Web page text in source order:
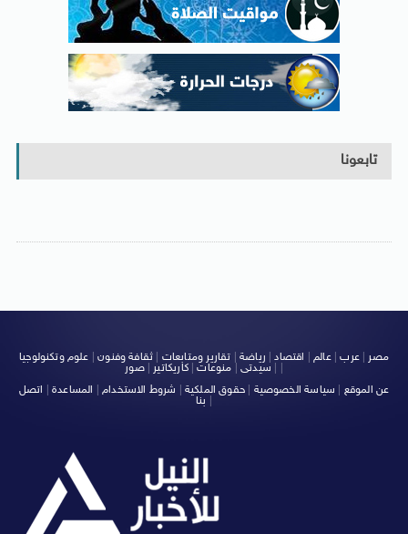
تابعونا
مصر |عرب|عالم| اقتصاد| رياضة تقارير ومتابعات ثقافة وفنون| علوم وتكنولوجيا
سيدتى| منوعات|كاريكاتير |صور
عن الموقع
سياسة الخصوصية حقوق الملكية شروط الاستخدام المساعدة
اتصل
بنا